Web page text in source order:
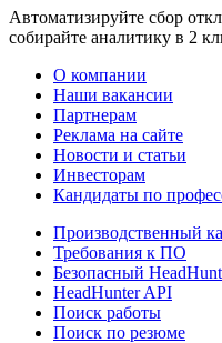
Автоматизируйте сбор
собирайте аналитику в 2
О компании
Наши вакансии
Партнерам
Реклама на сайте
Новости и статьи
Инвесторам
Кандидаты по
Производственный
Требования к ПО
Безопасный
HeadHunter API
Поиск работы
Поиск по резюме